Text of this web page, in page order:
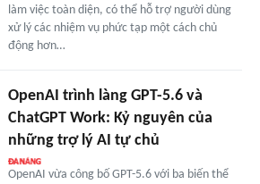
làm việc toàn diện, có thể hỗ trợ người dùng
xử lý các nhiệm vụ phức tạp một cách chủ
động hơn…
OpenAI trình làng GPT-5.6 và
ChatGPT Work: Kỷ nguyên của
những trợ lý AI tự chủ
OpenAI vừa công bố GPT-5.6 với ba biến thể